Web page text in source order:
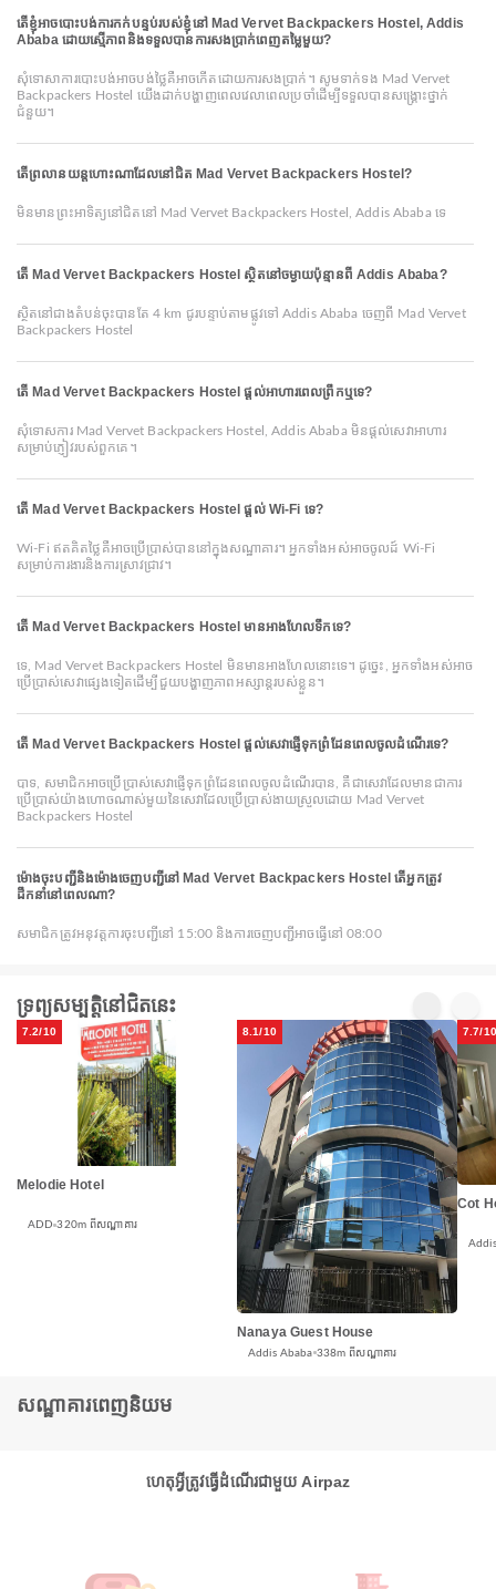
តើខ្ញុំអាចបោះបង់ការកក់បន្ទប់របស់ខ្ញុំនៅ Mad Vervet Backpackers Hostel, Addis
Ababa ដោយស្មើភាពនិងទទួលបានការសងប្រាក់ពេញតម្លៃមួយ?
សុំទោសាការបោះបង់អាចបង់ថ្លៃគឺអាចកើតដោយការសងប្រាក់។ សូមទាក់ទង Mad Vervet
Backpackers Hostel យើងដាក់បង្ហាញពេលវេលាពេលប្រចាំដើម្បីទទួលបានសង្គ្រោះថ្នាក់
ជំនួយ។
តើព្រលានយន្តហោះណាដែលនៅជិត Mad Vervet Backpackers Hostel?
មិនមានព្រះអាទិត្យនៅជិតនៅ Mad Vervet Backpackers Hostel, Addis Ababa ទេ
តើ Mad Vervet Backpackers Hostel ស្ថិតនៅចម្ងាយប៉ុន្មានពី Addis Ababa?
ស្ថិតនៅជាងតំបន់ចុះបានតែ 4 km ជូរបន្ទាប់តាមផ្លូវទៅ Addis Ababa ចេញពី Mad Vervet
Backpackers Hostel
តើ Mad Vervet Backpackers Hostel ផ្ដល់អាហារពេលព្រឹកឬទេ?
សុំទោសការ Mad Vervet Backpackers Hostel, Addis Ababa មិនផ្ដល់សេវាអាហារ
សម្រាប់ភ្ញៀវរបស់ពួកគេ។
តើ Mad Vervet Backpackers Hostel ផ្តល់ Wi-Fi ទេ?
Wi-Fi ឥតគិតថ្លៃគឺអាចប្រើប្រាស់បាននៅក្នុងសណ្ឋាគារ។ អ្នកទាំងអស់អាចចូលដ៍ Wi-Fi
សម្រាប់ការងារនិងការស្រាវជ្រាវ។
តើ Mad Vervet Backpackers Hostel មានអាងហែលទឹកទេ?
ទេ, Mad Vervet Backpackers Hostel មិនមានអាងហែលនោះទេ។ ដូច្នេះ, អ្នកទាំងអស់អាច
ប្រើប្រាស់សេវាផ្សេងទៀតដើម្បីជួយបង្ហាញភាពអស្សាន្ដរបស់ខ្លួន។
តើ Mad Vervet Backpackers Hostel ផ្តល់សេវាផ្ញើទុកព្រំដែនពេលចូលដំណើរទេ?
បាទ, សមាជិកអាចប្រើប្រាស់សេវាផ្ញើទុកព្រំដែនពេលចូលដំណើរបាន, គឺជាសេវាដែលមានជាការ
ប្រើប្រាស់យ៉ាងហោចណាស់មួយនៃសេវាដែលប្រើប្រាស់ងាយស្រួលដោយ Mad Vervet
Backpackers Hostel
ម៉ោងចុះបញ្ជីនិងម៉ោងចេញបញ្ជីនៅ Mad Vervet Backpackers Hostel តើអ្នកត្រូវ
ដឹកនាំនៅពេលណា?
សមាជិកត្រូវអនុវត្តការចុះបញ្ជីនៅ 15:00 និងការចេញបញ្ជីអាចធ្វើនៅ 08:00
ទ្រព្យសម្បត្តិនៅជិតនេះ
7.2/10
Melodie Hotel
ADD 320m ពីសណ្ឋាគារ
8.1/10
Nanaya Guest House
Addis Ababa 338m ពីសណ្ឋាគារ
7.7/10
Cot
សណ្ឋាគារពេញនិយម
ហេតុអ្វីត្រូវធ្វើដំណើរជាមួយ Airpaz